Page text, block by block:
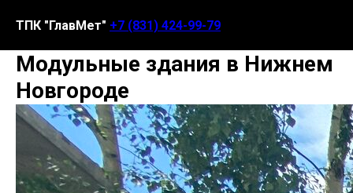
ТПК "ГлавМет" +7 (831) 424-99-79
Модульные здания в Нижнем
Новгороде